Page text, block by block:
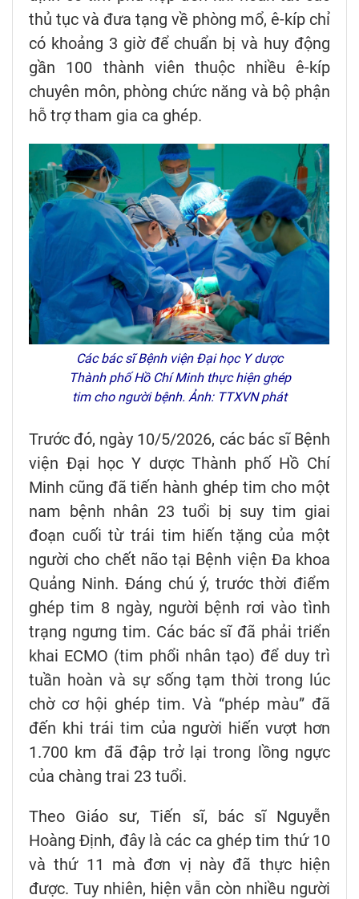
thủ tục và đưa tạng về phòng mổ, ê-kíp chỉ
có khoảng 3 giờ để chuẩn bị và huy động
gần 100 thành viên thuộc nhiều ê-kíp
chuyên môn, phòng chức năng và bộ phận
hỗ trợ tham gia ca ghép.
Các bác sĩ Bệnh viện Đại học Y dược
Thành phố Hồ Chí Minh thực hiện ghép
tim cho người bệnh. Ảnh: TTXVN phát
Trước đó, ngày 10/5/2026, các bác sĩ Bệnh
viện Đại học Y dược Thành phố Hồ Chí
Minh cũng đã tiến hành ghép tim cho một
nam bệnh nhân 23 tuổi bị suy tim giai
đoạn cuối từ trái tim hiến tặng của một
người cho chết não tại Bệnh viện Đa khoa
Quảng Ninh. Đáng chú ý, trước thời điểm
ghép tim 8 ngày, người bệnh rơi vào tình
trạng ngưng tim. Các bác sĩ đã phải triển
khai ECMO (tim phổi nhân tạo) để duy trì
tuần hoàn và sự sống tạm thời trong lúc
chờ cơ hội ghép tim. Và “phép màu” đã
đến khi trái tim của người hiến vượt hơn
1.700 km đã đập trở lại trong lồng ngực
của chàng trai 23 tuổi.
Theo Giáo sư, Tiến sĩ, bác sĩ Nguyễn
Hoàng Định, đây là các ca ghép tim thứ 10
và thứ 11 mà đơn vị này đã thực hiện
được. Tuy nhiên, hiện vẫn còn nhiều người